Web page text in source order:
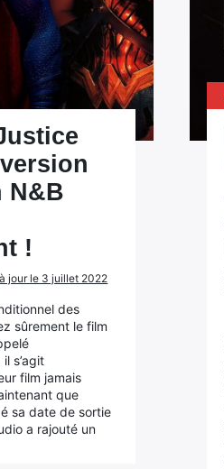
N&B
!
jour le 3 juillet 2022
des
sûrement le film
s’agit
film jamais
que
sa date de sortie
a rajouté un